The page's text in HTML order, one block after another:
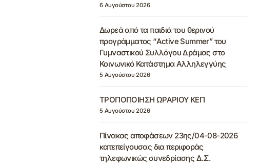
6 Αυγούστου 2026
Δωρεά από τα παιδιά του θερινού
προγράμματος “Active Summer” του
Γυμναστικού Συλλόγου Δράμας στο
Κοινωνικό Κατάστημα Αλληλεγγύης
5 Αυγούστου 2026
ΤΡΟΠΟΠΟΙΗΣΗ ΩΡΑΡΙΟΥ ΚΕΠ
5 Αυγούστου 2026
Πίνακας αποφάσεων 23ης/04-08-2026
κατεπείγουσας δια περιφοράς
τηλεφωνικώς συνεδρίασης Δ.Σ.